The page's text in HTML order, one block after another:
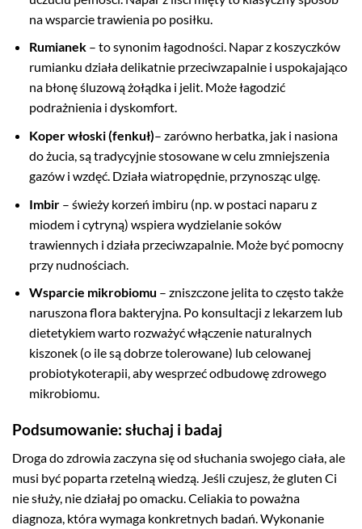
na wsparcie trawienia po posiłku.
Rumianek– to synonim łagodności. Napar z koszyczków
rumianku działa delikatnie przeciwzapalnie i uspokajająco
na błonę śluzową żołądka i jelit. Może łagodzić
podrażnienia i dyskomfort.
Koper włoski (fenkuł)– zarówno herbatka, jak i nasiona
do żucia, są tradycyjnie stosowane w celu zmniejszenia
gazów i wzdęć. Działa wiatropędnie, przynosząc ulgę.
Imbir– świeży korzeń imbiru (np. w postaci naparu z
miodem i cytryną) wspiera wydzielanie soków
trawiennych i działa przeciwzapalnie. Może być pomocny
przy nudnościach.
Wsparcie mikrobiomu – zniszczone jelita to często także
naruszona flora bakteryjna. Po konsultacji z lekarzem lub
dietetykiem warto rozważyć włączenie naturalnych
kiszonek (o ile są dobrze tolerowane) lub celowanej
probiotykoterapii, aby wesprzeć odbudowę zdrowego
mikrobiomu.
Podsumowanie: słuchaj i badaj
Droga do zdrowia zaczyna się od słuchania swojego ciała, ale
musi być poparta rzetelną wiedzą. Jeśli czujesz, że gluten Ci
nie służy, nie działaj po omacku. Celiakia to poważna
diagnoza, która wymaga konkretnych badań. Wykonanie